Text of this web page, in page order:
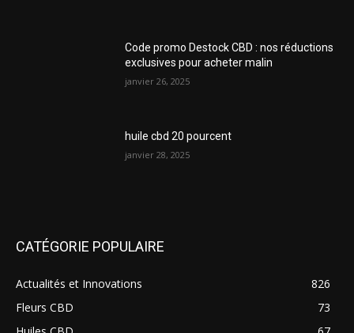
Code promo Destock CBD : nos réductions
exclusives pour acheter malin
janvier 26, 2025
huile cbd 20 pourcent
janvier 28, 2025
CATÉGORIE POPULAIRE
Actualités et Innovations
826
Fleurs CBD
73